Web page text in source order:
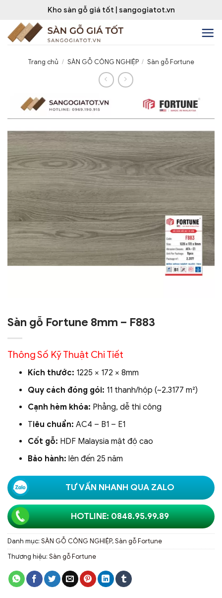
dung
Kho sàn gỗ giá tốt | sangogiatot.vn
Trang chủ / SÀN GỖ CÔNG NGHIỆP / Sàn gỗ Fortune
Sàn gỗ Fortune 8mm – F883
Thông Số Kỹ Thuật Chi Tiết
Kích thước: 1225 × 172 × 8mm
Quy cách đóng gói: 11 thanh/hộp (~2.3177 m²)
Cạnh hèm khóa: Phẳng, dễ thi công
Tiêu chuẩn: AC4 – B1 – E1
Cốt gỗ: HDF Malaysia mật độ cao
Bảo hành: lên đến 25 năm
TƯ VẤN NHANH QUA ZALO
HOTLINE: 0848.95.99.89
Danh mục: SÀN GỖ CÔNG NGHIỆP,Sàn gỗ Fortune
Thương hiệu: Sàn gỗ Fortune